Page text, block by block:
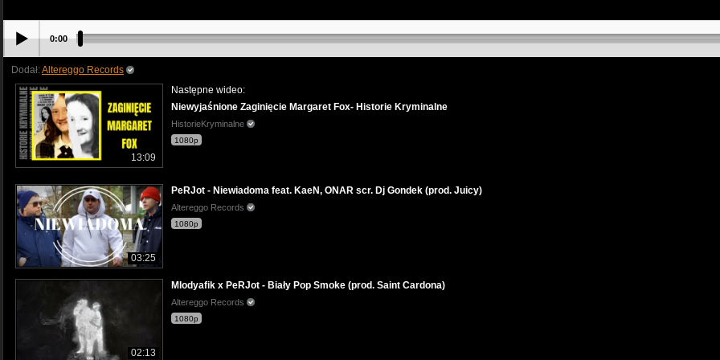
0:00
Dodał:Altereggo Records
13:09
Następne wideo:
Niewyjaśnione Zaginięcie Margaret Fox- Historie Kryminalne
HistorieKryminalne
1080p
03:25
PeRJot - Niewiadoma feat. KaeN, ONAR scr. Dj Gondek (prod. Juicy)
Altereggo Records
1080p
02:13
Mlodyafik x PeRJot - Biały Pop Smoke (prod. Saint Cardona)
Altereggo Records
1080p